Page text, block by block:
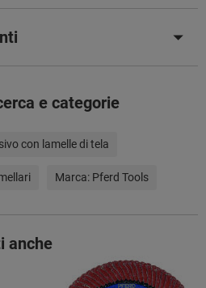
e categorie
con lamelle di tela
Marca: Pferd Tools
anche